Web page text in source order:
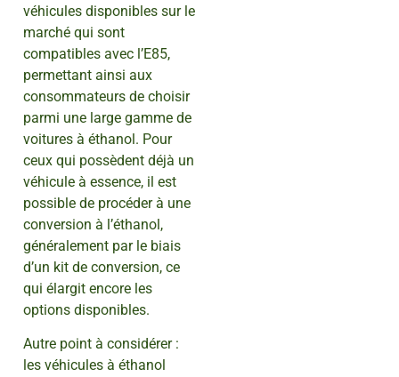
véhicules disponibles sur le
marché qui sont
compatibles avec l’E85,
permettant ainsi aux
consommateurs de choisir
parmi une large gamme de
voitures à éthanol. Pour
ceux qui possèdent déjà un
véhicule à essence, il est
possible de procéder à une
conversion à l’éthanol,
généralement par le biais
d’un kit de conversion, ce
qui élargit encore les
options disponibles.
Autre point à considérer :
les véhicules à éthanol